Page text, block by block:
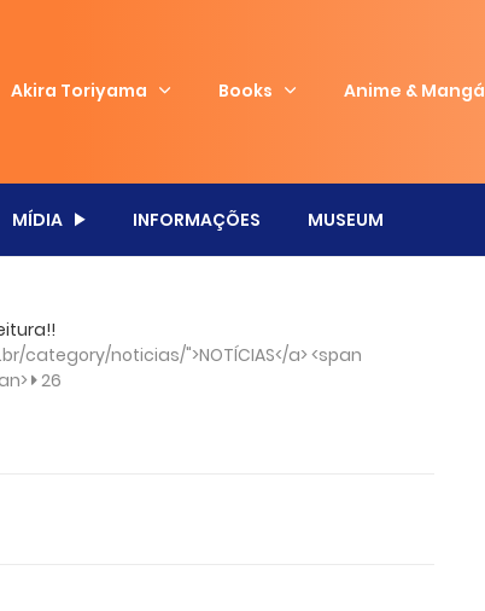
Akira Toriyama Books Anime & Mangá
MÍDIA INFORMAÇÕES MUSEUM
noticias/">NOTÍCIAS</a> <span
26